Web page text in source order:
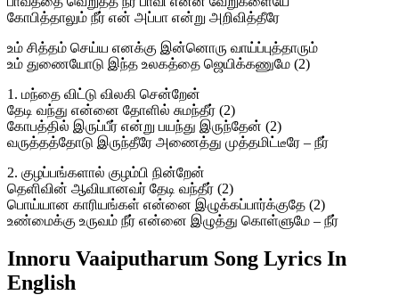
கோபித்தாலும் நீர் என் அப்பா என்று அறிவித்தீரே
உம் சித்தம் செய்ய எனக்கு இன்னொரு வாய்ப்புத்தாரும்
உம் துணையோடு இந்த உலகத்தை ஜெயிக்கணுமே (2)
1. மந்தை விட்டு விலகி சென்றேன்
தேடி வந்து என்னை தோளில் சுமந்தீர் (2)
கோபத்தில் இருப்பீர் என்று பயந்து இருந்தேன் (2)
வருத்தத்தோடு இருந்தீரே அணைத்து முத்தமிட்டீரே – நீர்
2. குழப்பங்களால் குழம்பி நின்றேன்
தெளிவின் ஆவியானவர் தேடி வந்தீர் (2)
பொய்யான காரியங்கள் என்னை இழுக்கப்பார்க்குதே (2)
உண்மைக்கு உருவம் நீர் என்னை இழுத்து கொள்ளுமே – நீர்
Innoru Vaaiputharum Song Lyrics In
English